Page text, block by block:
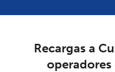
Recargas a